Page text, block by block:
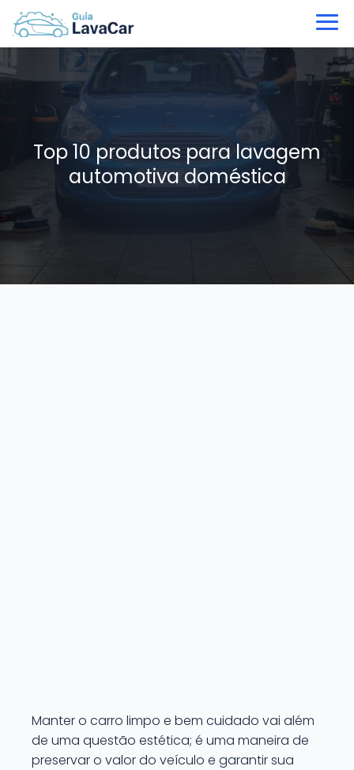
Top 10 produtos para lavagem
automotiva doméstica
Manter o carro limpo e bem cuidado vai além
de uma questão estética; é uma maneira de
preservar o valor do veículo e garantir sua